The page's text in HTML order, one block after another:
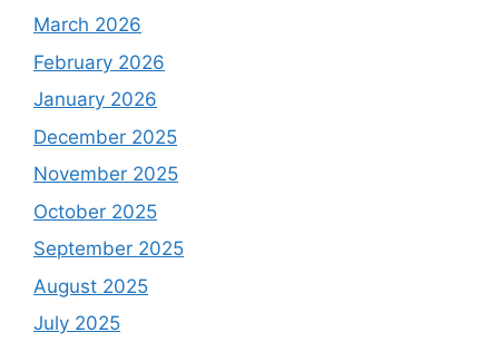
March 2026
February 2026
January 2026
December 2025
November 2025
October 2025
September 2025
August 2025
July 2025